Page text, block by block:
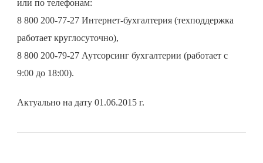
или по телефонам:
8 800 200-77-27 Интернет-бухгалтерия (техподдержка
работает круглосуточно),
8 800 200-79-27 Аутсорсинг бухгалтерии (работает с
9:00 до 18:00).
Актуально на дату 01.06.2015 г.